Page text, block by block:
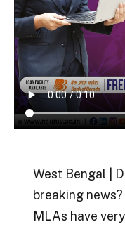
West Bengal |
breaking
MLAs have